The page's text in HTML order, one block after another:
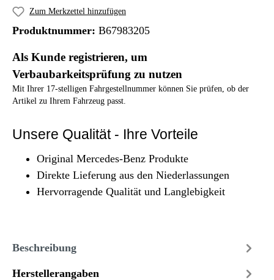
Zum Merkzettel hinzufügen
Produktnummer: B67983205
Als Kunde registrieren, um
Verbaubarkeitsprüfung zu nutzen
Mit Ihrer 17-stelligen Fahrgestellnummer können Sie prüfen, ob der
Artikel zu Ihrem Fahrzeug passt.
Unsere Qualität - Ihre Vorteile
Original Mercedes-Benz Produkte
Direkte Lieferung aus den Niederlassungen
Hervorragende Qualität und Langlebigkeit
Beschreibung
Herstellerangaben